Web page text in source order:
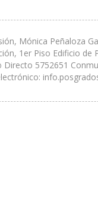
Mónica Peñaloza
1er Piso Edificio de
Directo 5752651